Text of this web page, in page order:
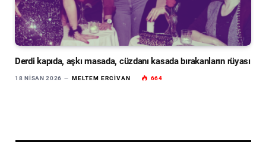
Derdi kapıda, aşkı masada, cüzdanı kasada bırakanların rüyası
18 NISAN 2026 MELTEM ERCIVAN 664